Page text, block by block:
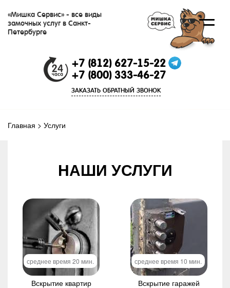
«Мишка Сервис» - все виды
замочных услуг в Санкт-
Петербурге
+7 (812) 627-15-22
+7 (800) 333-46-27
ЗАКАЗАТЬ ОБРАТНЫЙ ЗВОНОК
Главная > Услуги
НАШИ УСЛУГИ
среднее время 20 мин.
Вскрытие квартир
среднее время 10 мин.
Вскрытие гаражей